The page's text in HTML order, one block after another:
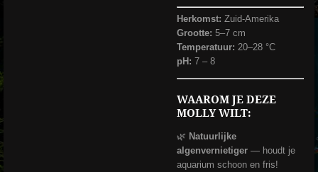
Herkomst: Zuid-Amerika
Grootte: 5–7 cm
Temperatuur: 20–28 °C
pH: 7 – 8
WAAROM JE DEZE
MOLLY WILT:
🌿 Natuurlijke
algenvernietiger — houdt je
aquarium schoon en fris!